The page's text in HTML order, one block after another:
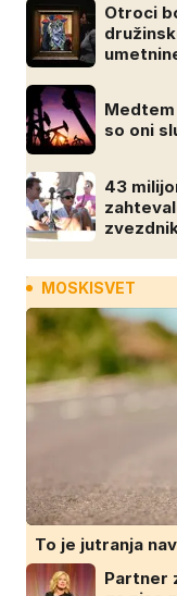
Otroci
so oni
43
MOSKISVET
To je jutranja
Partner